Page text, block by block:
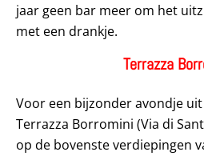
jaar geen bar meer om het
met een drankje.
Terrazza
Voor een bijzonder avondje
Terrazza Borromini (Via di
op de bovenste verdiepingen